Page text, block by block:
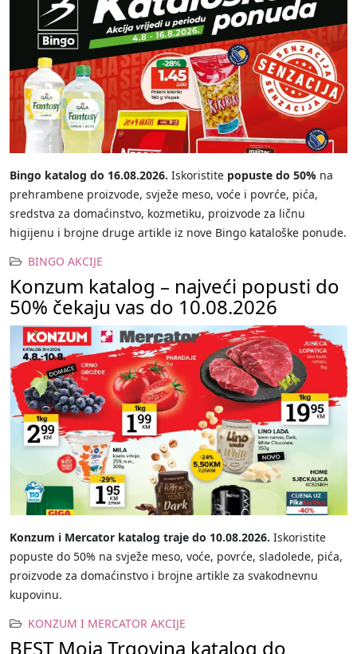
Bingo katalog do 16.08.2026. Iskoristite popuste do 50% na
prehrambene proizvode, svježe meso, voće i povrće, pića,
sredstva za domaćinstvo, kozmetiku, proizvode za ličnu
higijenu i brojne druge artikle iz nove Bingo kataloške ponude.
BINGO AKCIJE
Konzum katalog – najveći popusti do
50% čekaju vas do 10.08.2026
Konzum i Mercator katalog traje do 10.08.2026. Iskoristite
popuste do 50% na svježe meso, voće, povrće, sladolede, pića,
proizvode za domaćinstvo i brojne artikle za svakodnevnu
kupovinu.
KONZUM I MERCATOR AKCIJE
BEST Moja Trgovina katalog do